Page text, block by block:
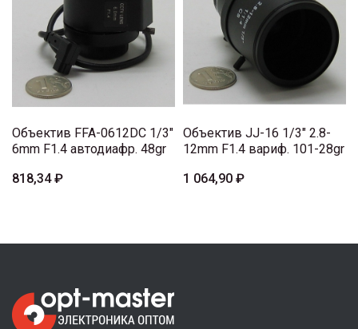
Объектив FFA-0612DC 1/3"
6mm F1.4 автодиафр. 48gr
818,34 ₽
Объектив JJ-16 1/3" 2.8-
12mm F1.4 вариф. 101-28gr
1 064,90 ₽